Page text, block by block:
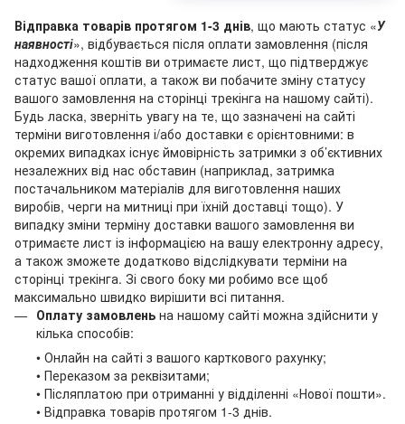
Відправка товарів протягом 1-3 днів, що мають статус «У
наявності», відбувається після оплати замовлення (після
надходження коштів ви отримаєте лист, що підтверджує
статус вашої оплати, а також ви побачите зміну статусу
вашого замовлення на сторінці трекінга на нашому сайті).
Будь ласка, зверніть увагу на те, що зазначені на сайті
терміни виготовлення і/або доставки є орієнтовними: в
окремих випадках існує ймовірність затримки з об’єктивних
незалежних від нас обставин (наприклад, затримка
постачальником матеріалів для виготовлення наших
виробів, черги на митниці при їхній доставці тощо). У
випадку зміни терміну доставки вашого замовлення ви
отримаєте лист із інформацією на вашу електронну адресу,
а також зможете додатково відслідкувати терміни на
сторінці трекінга. Зі свого боку ми робимо все щоб
максимально швидко вирішити всі питання.
Оплату замовлень на нашому сайті можна здійснити у
кілька способів:
• Онлайн на сайті з вашого карткового рахунку;
• Переказом за реквізитами;
• Післяплатою при отриманні у відділенні «Нової пошти».
• Відправка товарів протягом 1-3 днів.